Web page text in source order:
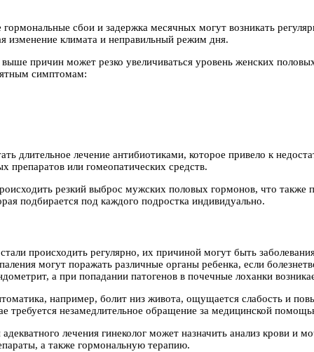
сбои и задержка месячных могут возникать
изменение климата и неправильный режим дня.
причин может резко увеличиваться уровень женских
симптомам:
длительное лечение антибиотиками, которое привело к
препаратов или гомеопатических средств.
резкий выброс мужских половых гормонов, что также
подбирается под каждого подростка индивидуально.
происходить регулярно, их причиной могут быть
могут поражать различные органы ребенка, если
а при попадании патогенов в почечные лоханки
например, болит низ живота, ощущается слабость и
требуется незамедлительное обращение за медицинской
лечения гинеколог может назначить анализ крови
а также гормональную терапию.